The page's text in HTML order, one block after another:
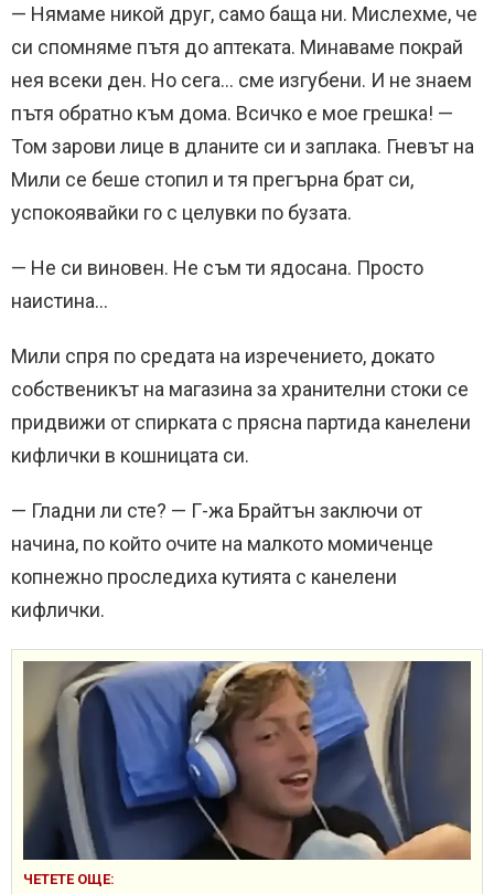
— Нямаме никой друг, само баща ни. Мислехме, че
си спомняме пътя до аптеката. Минаваме покрай
нея всеки ден. Но сега… сме изгубени. И не знаем
пътя обратно към дома. Всичко е мое грешка! —
Том зарови лице в дланите си и заплака. Гневът на
Мили се беше стопил и тя прегърна брат си,
успокоявайки го с целувки по бузата.
— Не си виновен. Не съм ти ядосана. Просто
наистина…
Мили спря по средата на изречението, докато
собственикът на магазина за хранителни стоки се
придвижи от спирката с прясна партида канелени
кифлички в кошницата си.
— Гладни ли сте? — Г-жа Брайтън заключи от
начина, по който очите на малкото момиченце
копнежно проследиха кутията с канелени
кифлички.
ЧЕТЕТЕ ОЩЕ: